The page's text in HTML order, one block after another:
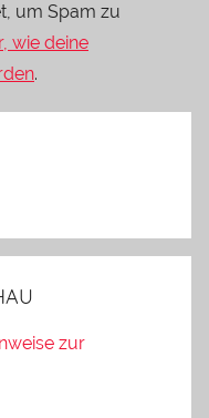
um Spam zu
wie deine
.
zur